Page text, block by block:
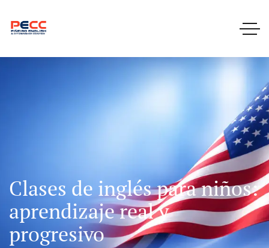
Clases de inglés para niños:
aprendizaje real y
progresivo